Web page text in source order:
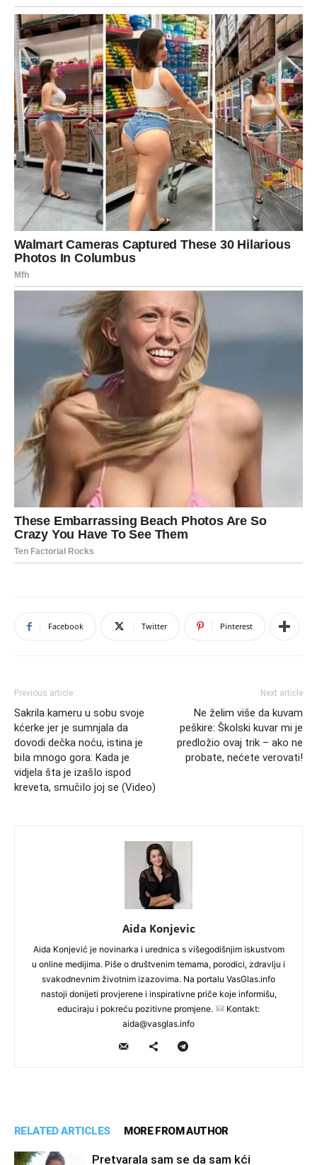
Facebook Twitter Pinterest
Previous article
Sakrila kameru u sobu svoje
kćerke jer je sumnjala da
dovodi dečka noću, istina je
biIa mnogo gora: Kada je
vidjela šta je izašIo ispod
kreveta, smučiIo joj se (Video)
Next article
Ne želim više da kuvam
peškire: Školski kuvar mi je
predložio ovaj trik – ako ne
probate, nećete verovati!
Aida Konjevic
Aida Konjević je novinarka i urednica s višegodišnjim iskustvom
u online medijima. Piše o društvenim temama, porodici, zdravlju i
svakodnevnim životnim izazovima. Na portalu VasGlas.info
nastoji donijeti provjerene i inspirativne priče koje informišu,
educiraju i pokreću pozitivne promjene.
Kontakt:
aida@vasglas.info
RELATED ARTICLES MORE FROM AUTHOR
Pretvarala sam se da sam kći